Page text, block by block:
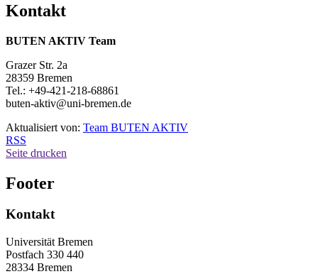
Kontakt
BUTEN AKTIV Team
Grazer Str. 2a
28359 Bremen
Tel.: +49-421-218-68861
buten-aktiv@uni-bremen.de
Aktualisiert von: Team BUTEN AKTIV
RSS
Seite drucken
Footer
Kontakt
Universität Bremen
Postfach 330 440
28334 Bremen